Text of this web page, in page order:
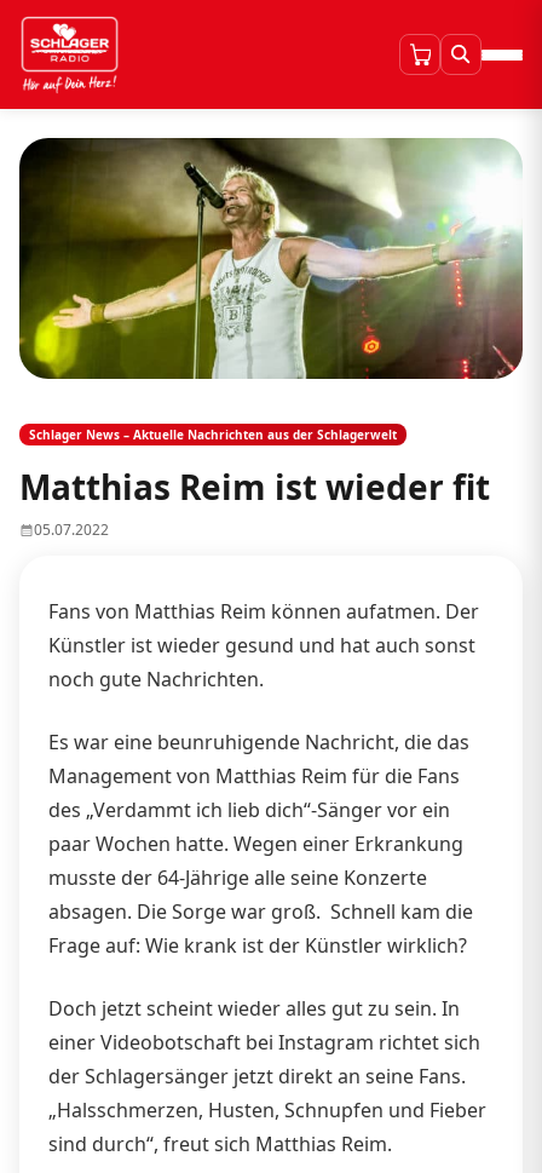
Schlager News – Aktuelle Nachrichten aus der Schlagerwelt
Matthias Reim ist wieder fit
05.07.2022
Fans von Matthias Reim können aufatmen. Der
Künstler ist wieder gesund und hat auch sonst
noch gute Nachrichten.
Es war eine beunruhigende Nachricht, die das
Management von Matthias Reim für die Fans
des „Verdammt ich lieb dich“-Sänger vor ein
paar Wochen hatte. Wegen einer Erkrankung
musste der 64-Jährige alle seine Konzerte
absagen. Die Sorge war groß. Schnell kam die
Frage auf: Wie krank ist der Künstler wirklich?
Doch jetzt scheint wieder alles gut zu sein. In
einer Videobotschaft bei Instagram richtet sich
der Schlagersänger jetzt direkt an seine Fans.
„Halsschmerzen, Husten, Schnupfen und Fieber
sind durch“, freut sich Matthias Reim.